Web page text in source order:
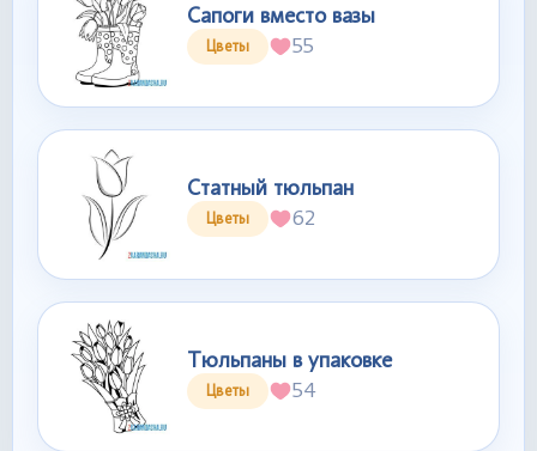
Сапоги вместо вазы
Цветы 55
Статный тюльпан
Цветы 62
Тюльпаны в упаковке
Цветы 54